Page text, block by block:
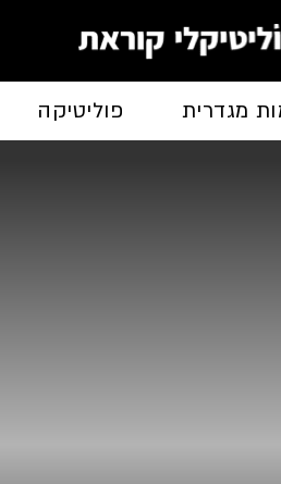
מגדרית פוליטיקה